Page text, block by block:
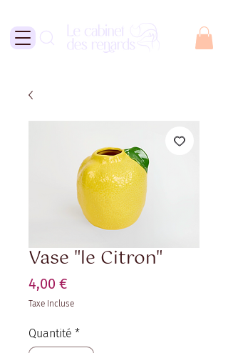
Vase "le Citron"
4,00 €
Taxe Incluse
Quantité *